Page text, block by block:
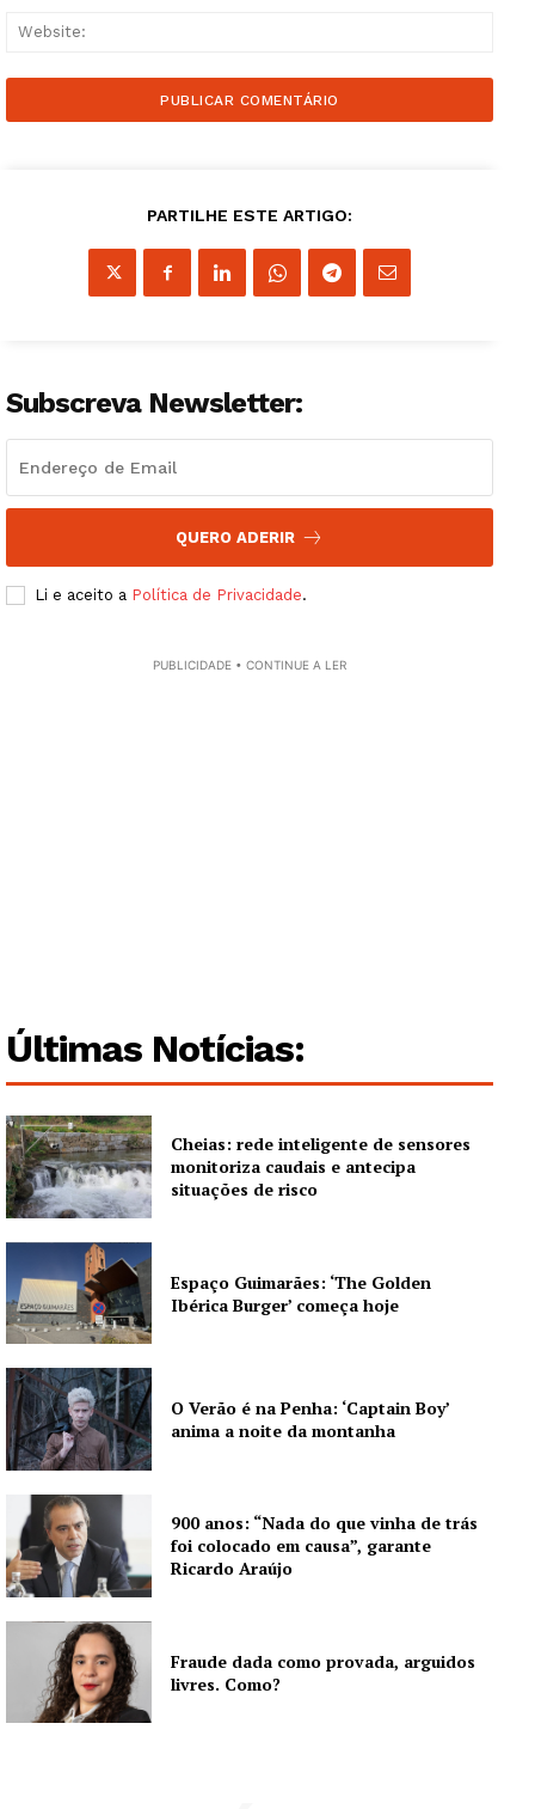
SUBSCREVA JÁ!
Institucional
Artigos
PARTILHE ESTE ARTIGO:
Subscreva Newsletter:
QUERO ADERIR
Li e aceito a Política de Privacidade.
PUBLICIDADE • CONTINUE A LER
Últimas Notícias:
Cheias: rede inteligente de sensores
monitoriza caudais e antecipa
situações de risco
Espaço Guimarães: ‘The Golden
Ibérica Burger’ começa hoje
O Verão é na Penha: ‘Captain Boy’
anima a noite da montanha
900 anos: “Nada do que vinha de trás
foi colocado em causa”, garante
Ricardo Araújo
Fraude dada como provada, arguidos
livres. Como?